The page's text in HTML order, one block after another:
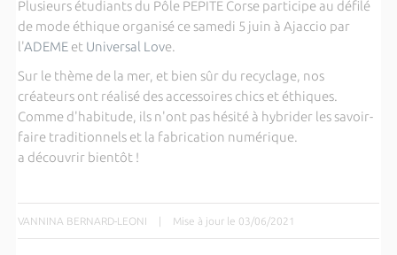
Plusieurs étudiants du Pôle PEPITE Corse participe au défilé
de mode éthique organisé ce samedi 5 juin à Ajaccio par
l'ADEME et Universal Love.
Sur le thème de la mer, et bien sûr du recyclage, nos
créateurs ont réalisé des accessoires chics et éthiques.
Comme d'habitude, ils n'ont pas hésité à hybrider les savoir-
faire traditionnels et la fabrication numérique.
a découvrir bientôt !
VANNINA BERNARD-LEONI | Mise à jour le 03/06/2021